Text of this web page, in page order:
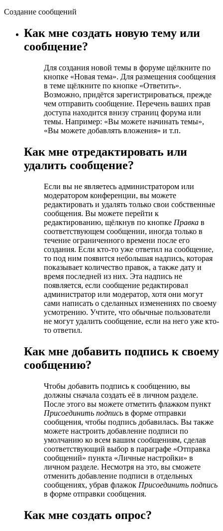
Создание сообщений
Как мне создать новую тему или
сообщение?
Для создания новой темы в форуме щёлкните по
кнопке «Новая тема». Для размещения сообщения
в теме щёлкните по кнопке «Ответить».
Возможно, придётся зарегистрироваться, прежде
чем отправить сообщение. Перечень ваших прав
доступа находится внизу страниц форума или
темы. Например: «Вы можете начинать темы»,
«Вы можете добавлять вложения» и т.п.
Как мне отредактировать или
удалить сообщение?
Если вы не являетесь администратором или
модератором конференции, вы можете
редактировать и удалять только свои собственные
сообщения. Вы можете перейти к
редактированию, щёлкнув по кнопке Правка в
соответствующем сообщении, иногда только в
течение ограниченного времени после его
создания. Если кто-то уже ответил на сообщение,
то под ним появится небольшая надпись, которая
показывает количество правок, а также дату и
время последней из них. Эта надпись не
появляется, если сообщение редактировал
администратор или модератор, хотя они могут
сами написать о сделанных изменениях по своему
усмотрению. Учтите, что обычные пользователи
не могут удалить сообщение, если на него уже кто-
то ответил.
Как мне добавить подпись к своему
сообщению?
Чтобы добавить подпись к сообщению, вы
должны сначала создать её в личном разделе.
После этого вы можете отметить флажком пункт
Присоединить подпись в форме отправки
сообщения, чтобы подпись добавилась. Вы также
можете настроить добавление подписи по
умолчанию ко всем вашим сообщениям, сделав
соответствующий выбор в параграфе «Отправка
сообщений» пункта «Личные настройки» в
личном разделе. Несмотря на это, вы сможете
отменить добавление подписи в отдельных
сообщениях, убрав флажок Присоединить подпись
в форме отправки сообщения.
Как мне создать опрос?